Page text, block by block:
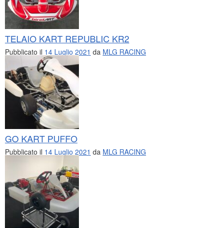
TELAIO KART REPUBLIC KR2
Pubblicato il 14 Luglio 2021 da MLG RACING
GO KART PUFFO
Pubblicato il 14 Luglio 2021 da MLG RACING